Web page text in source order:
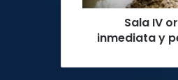
Crucitas
Sala IV
inmediata y